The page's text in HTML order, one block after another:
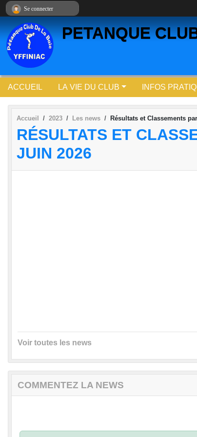
PETANQUE
ACCUEIL LA VIE DU CLUB INFOS
Accueil 2023 Les news Résultats et Classements
RÉSULTATS ET
JUIN 2026
Voir toutes les news
COMMENTEZ LA NEWS
Se connecter
Panneau de gestion des cookies